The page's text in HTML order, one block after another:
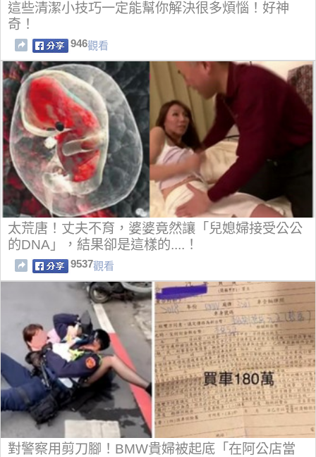
這些清潔小技巧一定能幫你解決很多煩惱！好神
奇！
946觀看
太荒唐！丈夫不育，婆婆竟然讓「兒媳婦接受公公
的DNA」，結果卻是這樣的....！
9537觀看
對警察用剪刀腳！BMW貴婦被起底「在阿公店當